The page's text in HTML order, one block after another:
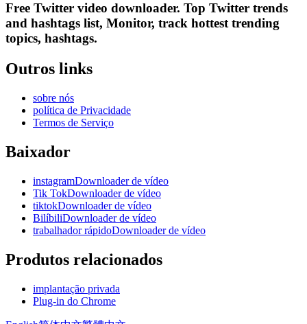
Free Twitter video downloader. Top Twitter trends
and hashtags list, Monitor, track hottest trending
topics, hashtags.
Outros links
sobre nós
política de Privacidade
Termos de Serviço
Baixador
instagramDownloader de vídeo
Tik TokDownloader de vídeo
tiktokDownloader de vídeo
BilíbiliDownloader de vídeo
trabalhador rápidoDownloader de vídeo
Produtos relacionados
implantação privada
Plug-in do Chrome